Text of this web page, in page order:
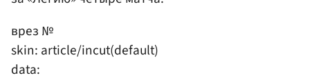
врез №
skin: article/incut(default)
data: